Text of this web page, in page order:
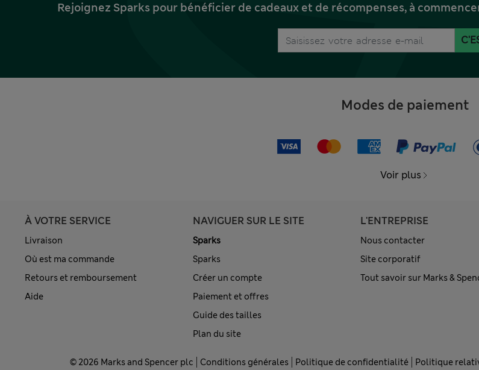
Rejoignez Sparks pour bénéficier de cadeaux et de récompenses, à
Modes de paiement
Voir plus
À VOTRE SERVICE
Livraison
Où est ma commande
Retours et remboursement
Aide
NAVIGUER SUR LE SITE
Sparks
Sparks
Créer un compte
Paiement et offres
Guide des tailles
Plan du site
L'ENTREPRISE
Nous contacter
Site corporatif
Tout savoir sur Marks &
© 2026 Marks and Spencer plc Conditions générales Politique de confidentialité Politique